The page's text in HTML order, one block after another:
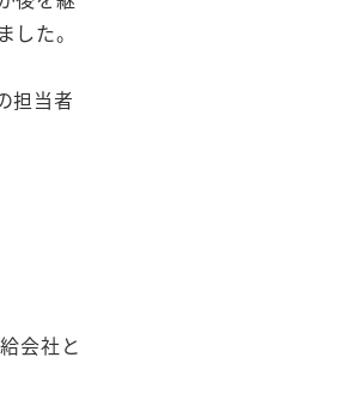
た。
担当者
会社と